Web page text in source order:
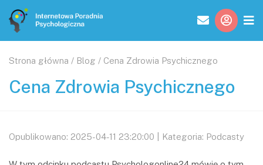
Strona główna / Blog / Cena Zdrowia Psychicznego
Cena Zdrowia Psychicznego
Opublikowano: 2025-04-11 23:20:00 | Kategoria: Podcasty